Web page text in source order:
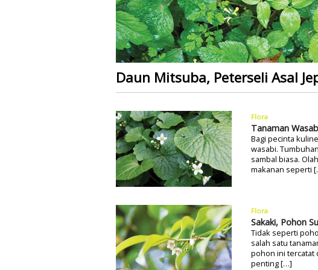
Daun Mitsuba, Peterseli Asal
Flora
Tanaman
Bagi pecinta
wasabi.
sambal biasa.
makanan seperti
Flora
Sakaki, Pohon
Tidak seperti
salah satu
pohon ini tercatat
penting […]